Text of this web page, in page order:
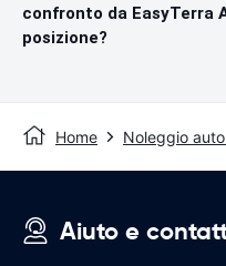
confronto da EasyTerra
posizione?
Home Noleggio
Aiuto e